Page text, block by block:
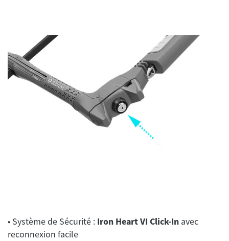
• Système de Sécurité : Iron Heart VI Click-In avec
reconnexion facile